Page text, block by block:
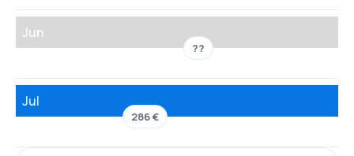
Jun
??
Jul
286 €